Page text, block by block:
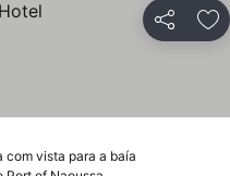
Partilhar
vista para a baía